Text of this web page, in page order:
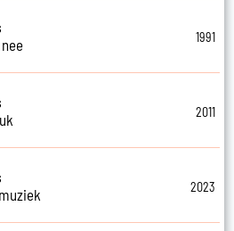
1991
2011
2023